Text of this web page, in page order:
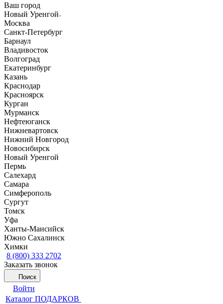
Ваш город
Новый Уренгой
Москва
Санкт-Петербург
Барнаул
Владивосток
Волгоград
Екатеринбург
Казань
Краснодар
Красноярск
Курган
Мурманск
Нефтеюганск
Нижневартовск
Нижний Новгород
Новосибирск
Новый Уренгой
Пермь
Салехард
Самара
Симферополь
Сургут
Томск
Уфа
Ханты-Мансийск
Южно Сахалинск
Химки
8 (800) 333 2702
Заказать звонок
Поиск
Войти
Каталог ПОДАРКОВ